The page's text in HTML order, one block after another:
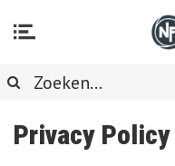
Privacy Policy